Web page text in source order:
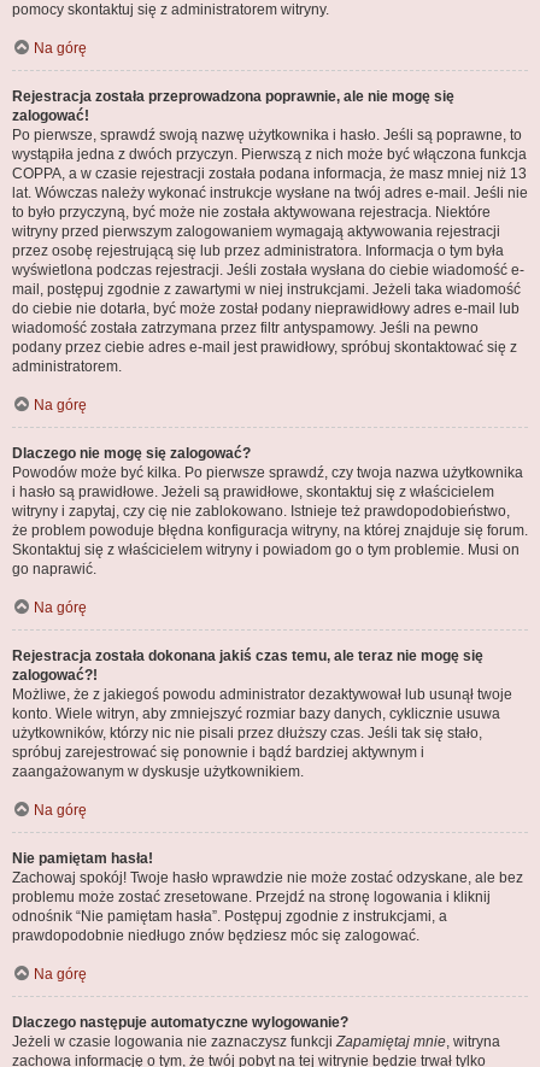
pomocy skontaktuj się z administratorem witryny.
Na górę
Rejestracja została przeprowadzona poprawnie, ale nie mogę się
zalogować!
Po pierwsze, sprawdź swoją nazwę użytkownika i hasło. Jeśli są poprawne, to
wystąpiła jedna z dwóch przyczyn. Pierwszą z nich może być włączona funkcja
COPPA, a w czasie rejestracji została podana informacja, że masz mniej niż 13
lat. Wówczas należy wykonać instrukcje wysłane na twój adres e-mail. Jeśli nie
to było przyczyną, być może nie została aktywowana rejestracja. Niektóre
witryny przed pierwszym zalogowaniem wymagają aktywowania rejestracji
przez osobę rejestrującą się lub przez administratora. Informacja o tym była
wyświetlona podczas rejestracji. Jeśli została wysłana do ciebie wiadomość e-
mail, postępuj zgodnie z zawartymi w niej instrukcjami. Jeżeli taka wiadomość
do ciebie nie dotarła, być może został podany nieprawidłowy adres e-mail lub
wiadomość została zatrzymana przez filtr antyspamowy. Jeśli na pewno
podany przez ciebie adres e-mail jest prawidłowy, spróbuj skontaktować się z
administratorem.
Na górę
Dlaczego nie mogę się zalogować?
Powodów może być kilka. Po pierwsze sprawdź, czy twoja nazwa użytkownika
i hasło są prawidłowe. Jeżeli są prawidłowe, skontaktuj się z właścicielem
witryny i zapytaj, czy cię nie zablokowano. Istnieje też prawdopodobieństwo,
że problem powoduje błędna konfiguracja witryny, na której znajduje się forum.
Skontaktuj się z właścicielem witryny i powiadom go o tym problemie. Musi on
go naprawić.
Na górę
Rejestracja została dokonana jakiś czas temu, ale teraz nie mogę się
zalogować?!
Możliwe, że z jakiegoś powodu administrator dezaktywował lub usunął twoje
konto. Wiele witryn, aby zmniejszyć rozmiar bazy danych, cyklicznie usuwa
użytkowników, którzy nic nie pisali przez dłuższy czas. Jeśli tak się stało,
spróbuj zarejestrować się ponownie i bądź bardziej aktywnym i
zaangażowanym w dyskusje użytkownikiem.
Na górę
Nie pamiętam hasła!
Zachowaj spokój! Twoje hasło wprawdzie nie może zostać odzyskane, ale bez
problemu może zostać zresetowane. Przejdź na stronę logowania i kliknij
odnośnik “Nie pamiętam hasła”. Postępuj zgodnie z instrukcjami, a
prawdopodobnie niedługo znów będziesz móc się zalogować.
Na górę
Dlaczego następuje automatyczne wylogowanie?
Jeżeli w czasie logowania nie zaznaczysz funkcjiZapamiętaj mnie, witryna
zachowa informację o tym, że twój pobyt na tej witrynie będzie trwał tylko